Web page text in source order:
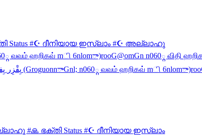
Status #☪️ ദീനിയായ ഇസ്ലാം #☪ അല്ലാഹു
#🙏 ഭക്തി Status #☪️ ദീനിയായ ഇസ്ലാം